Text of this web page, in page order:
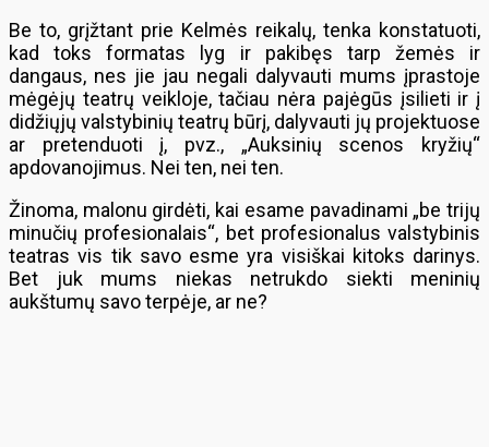
Be to, grįžtant prie Kelmės reikalų, tenka konstatuoti,
kad toks formatas lyg ir pakibęs tarp žemės ir
dangaus, nes jie jau negali dalyvauti mums įprastoje
mėgėjų teatrų veikloje, tačiau nėra pajėgūs įsilieti ir į
didžiųjų valstybinių teatrų būrį, dalyvauti jų projektuose
ar pretenduoti į, pvz., „Auksinių scenos kryžių“
apdovanojimus. Nei ten, nei ten.
Žinoma, malonu girdėti, kai esame pavadinami „be trijų
minučių profesionalais“, bet profesionalus valstybinis
teatras vis tik savo esme yra visiškai kitoks darinys.
Bet juk mums niekas netrukdo siekti meninių
aukštumų savo terpėje, ar ne?